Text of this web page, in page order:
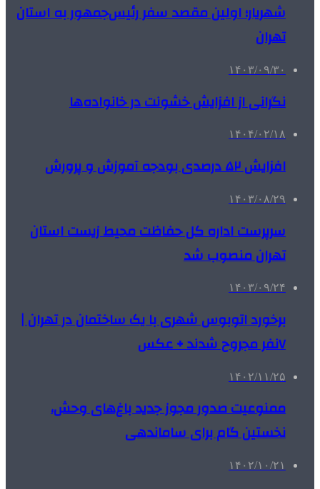
شهریار؛ اولین مقصد سفر رئیس‌جمهور به استان
تهران
۱۴۰۳/۰۹/۳۰
نگرانی از افزایش خشونت در خانواده‌ها
۱۴۰۴/۰۲/۱۸
افزایش ۵۲ درصدی بودجه آموزش و پرورش
۱۴۰۳/۰۸/۲۹
سرپرست اداره کل حفاظت محیط زیست استان
تهران منصوب شد
۱۴۰۳/۰۹/۲۴
برخورد اتوبوس شهری با یک ساختمان در تهران |
۷نفر مجروح شدند + عکس
۱۴۰۲/۱۱/۲۵
ممنوعیت صدور مجوز جدید باغ‌های وحش،
نخستین گام برای ساماندهی
۱۴۰۲/۱۰/۲۱